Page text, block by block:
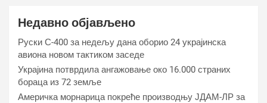
Недавно објављено
Руски С-400 за недељу дана оборио 24 украјинска
авиона новом тактиком заседе
Украјина потврдила ангажовање око 16.000 страних
бораца из 72 земље
Америчка морнарица покреће производњу ЈДАМ-ЛР за